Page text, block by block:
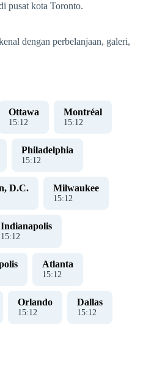
pusat kota Toronto.
dengan perbelanjaan, galeri,
Ottawa
15:13
Montréal
15:13
Philadelphia
15:13
D.C. Milwaukee
15:13
Indianapolis
15:13
Atlanta
15:13
Orlando
15:13
Dallas
15:13